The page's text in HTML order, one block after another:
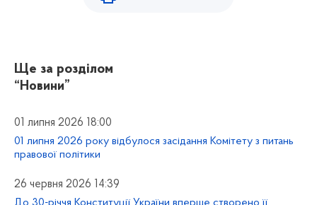
Ще за розділом
“Новини”
01 липня 2026 18:00
01 липня 2026 року відбулося засідання Комітету з питань
правової політики
26 червня 2026 14:39
До 30-річчя Конституції України вперше створено її